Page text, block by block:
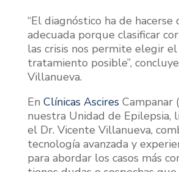
“El diagnóstico ha de hacerse
adecuada porque clasificar
las crisis nos permite elegir
tratamiento posible”,
Villanueva.
En Clínicas AsciresCampanar
nuestra Unidad de Epilepsia,
el Dr. Vicente Villanueva,
tecnología avanzada y
para abordar los casos más